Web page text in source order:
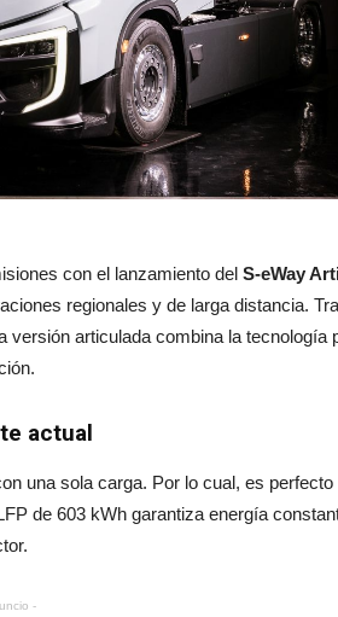
con el lanzamiento del S-eWay
regionales y de larga distancia.
versión articulada combina la tecnología
actual
una sola carga. Por lo cual, es perfecto
de 603 kWh garantiza energía
.
-